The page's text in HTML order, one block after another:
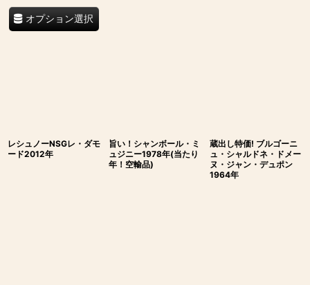
オプション選択
レシュノーNSGレ・ダモ
ード2012年
旨い！シャンボール・ミ
ュジニー1978年(当たり
年！空輸品)
蔵出し特価! ブルゴーニ
ュ・シャルドネ・ドメー
ヌ・ジャン・デュポン
1964年